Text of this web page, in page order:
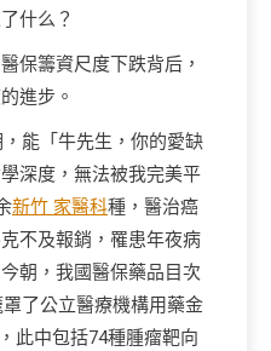
什么？
保籌資尺度下跌背后，
進步。
能「牛先生，你的愛缺
深度，無法被我完美平
新竹 家醫科種，醫治癌
不及報銷，罹患年夜病
朝，我國醫保藥品目次
了公立醫療機構用藥金
此中包括74種腫瘤靶向